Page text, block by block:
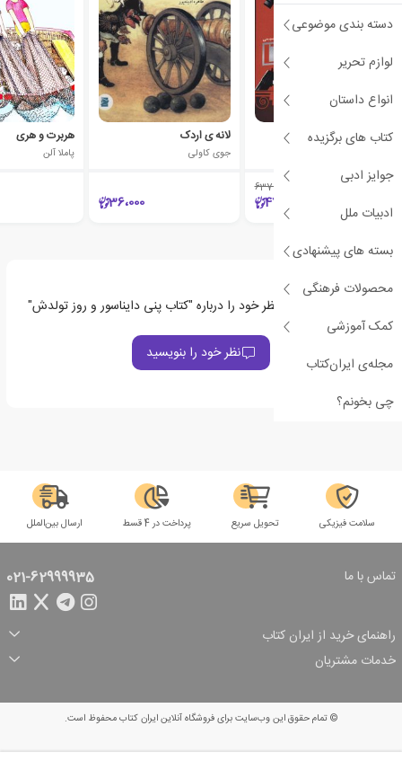
دسته بندی موضوعی
لوازم تحریر
انواع داستان
کتاب های برگزیده
جوایز ادبی
ادبیات ملل
بسته های پیشنهادی
محصولات فرهنگی
کمک آموزشی
مجله‌ی ایران‌کتاب
چی بخونم؟
امپایر استیت 1
٪25 637،000
477،750
لانه ی اردک
جوی کاولی
36،000
هربرت و هری
پاملا آلن
اولین نفری باشید که نظر خود را درباره "کتاب پنی دایناسور و روز تولدش"
ثبت می‌کند
نظر خود را بنویسید
سلامت فیزیکی تحویل سریع پرداخت در 4 قسط ارسال بین‌الملل
تماس با ما 021-62999935
راهنمای خرید از ایران کتاب
ثبت سفارش
شرایط ارسال سفارش
شیوه پرداخت
تخفیف‌های خرید
خدمات مشتریان
© تمام حقوق این وب‌سایت برای فروشگاه آنلاین ایران کتاب محفوظ است.